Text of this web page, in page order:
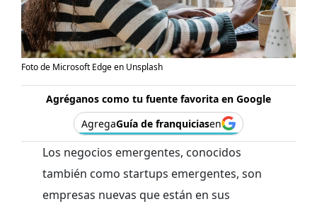
Foto de Microsoft Edge en Unsplash
Agréganos como tu fuente favorita en Google
AgregaGuía de franquiciasen
Los negocios emergentes, conocidos
también como startups emergentes, son
empresas nuevas que están en sus